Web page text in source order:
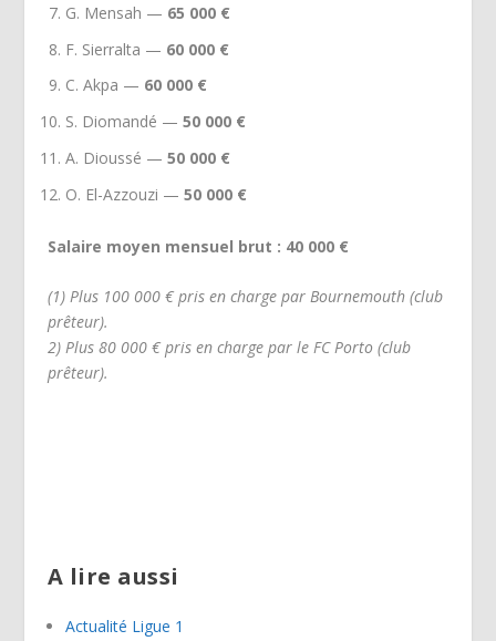
G. Mensah — 65 000 €
F. Sierralta — 60 000 €
C. Akpa — 60 000 €
S. Diomandé — 50 000 €
A. Dioussé — 50 000 €
O. El-Azzouzi — 50 000 €
Salaire moyen mensuel brut : 40 000 €
(1) Plus 100 000 € pris en charge par Bournemouth (club
prêteur).
2) Plus 80 000 € pris en charge par le FC Porto (club
prêteur).
A lire aussi
Actualité Ligue 1